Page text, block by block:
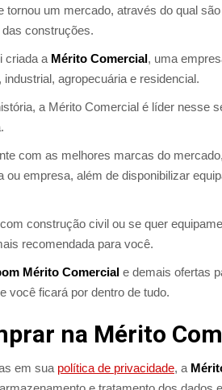
tornou um mercado, através do qual
construções.
criada a Mérito Comercial, uma
agropecuária e residencial.
a Mérito Comercial é líder nesse
com as melhores marcas do
ou empresa, além de disponibilizar
construção civil ou se quer
recomendada para você.
Mérito Comercial e demais ofertas
você ficará por dentro de tudo.
na Mérito
em sua política de privacidade, a